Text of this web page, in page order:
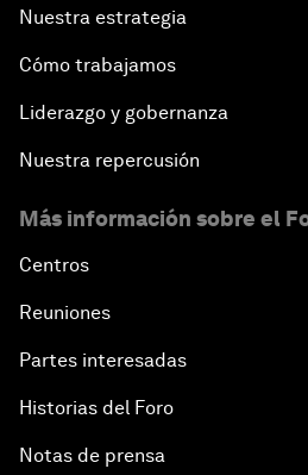
Nuestra estrategia
Cómo trabajamos
Liderazgo y gobernanza
Nuestra repercusión
Más información sobre el
Centros
Reuniones
Partes interesadas
Historias del Foro
Notas de prensa